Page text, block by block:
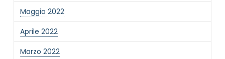
Maggio 2022
Aprile 2022
Marzo 2022